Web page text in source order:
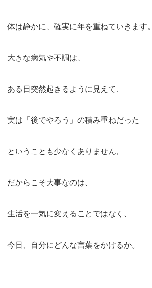
体は静かに、確実に年を重ねていきます。
大きな病気や不調は、
ある日突然起きるように見えて、
実は「後でやろう」の積み重ねだった
ということも少なくありません。
だからこそ大事なのは、
生活を一気に変えることではなく、
今日、自分にどんな言葉をかけるか。